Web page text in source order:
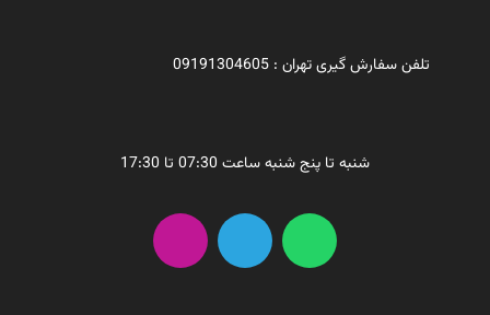
تلفن سفارش گیری تهران : 09191304605
شنبه تا پنج شنبه ساعت 07:30 تا 17:30
W
h
a
T
l
I
n
s